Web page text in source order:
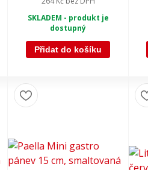
SKLADEM - produkt je
dostupný
Přidat do košíku